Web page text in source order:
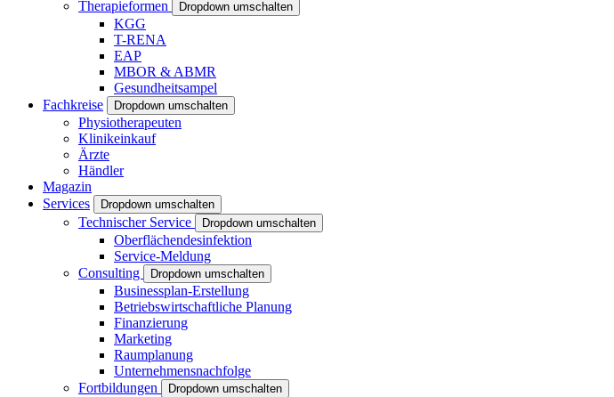
Therapieformen
Dropdown umschalten
KGG
T-RENA
EAP
MBOR & ABMR
Gesundheitsampel
Fachkreise
Dropdown umschalten
Physiotherapeuten
Klinikeinkauf
Ärzte
Händler
Magazin
Services
Dropdown umschalten
Technischer Service Dropdown umschalten
Oberflächendesinfektion
Service-Meldung
Consulting
Dropdown umschalten
Businessplan-Erstellung
Betriebswirtschaftliche Planung
Finanzierung
Marketing
Raumplanung
Unternehmensnachfolge
Fortbildungen
Dropdown umschalten